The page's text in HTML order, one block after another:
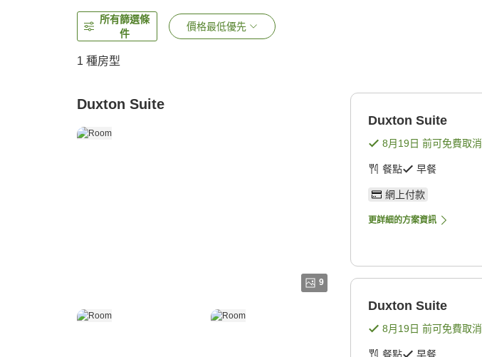
所有篩選條
件
價格最低優先
1 種房型
Duxton Suite
9
Duxton Suite
8月19日 前可免費取消
餐點 早餐
網上付款
更詳細的方案資訊
Duxton Suite
8月19日 前可免費取消
餐點 早餐